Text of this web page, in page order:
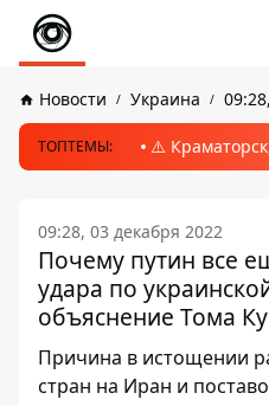
Новости Украина
ТОПТЕМЫ: ⚠️
09:28, 03 декабря 2022
Почему путин все
удара по
объяснение Тома
Причина в истощении
стран на Иран и